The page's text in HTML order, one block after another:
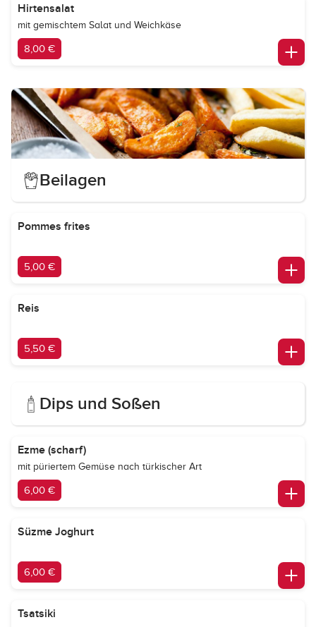
Hirtensalat
mit gemischtem Salat und Weichkäse
8,00 €
Beilagen
Pommes frites
5,00 €
Reis
5,50 €
Dips und Soßen
Ezme (scharf)
mit püriertem Gemüse nach türkischer Art
6,00 €
Süzme Joghurt
6,00 €
Tsatsiki